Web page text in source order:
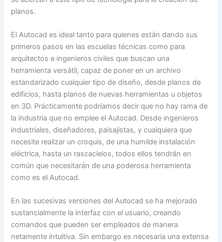
planos.
El Autocad es ideal tanto para quienes están dando sus
primeros pasos en las escuelas técnicas como para
arquitectos e ingenieros civiles que buscan una
herramienta versátil, capaz de poner en un archivo
estandarizado cualquier tipo de diseño, desde planos de
edificios, hasta planos de nuevas herramientas u objetos
en 3D. Prácticamente podríamos decir que no hay rama de
la industria que no emplee el Autocad. Desde ingenieros
industriales, diseñadores, paisajistas, y cualquiera que
necesite realizar un croquis, de una humilde instalación
eléctrica, hasta un rascacielos, todos ellos tendrán en
común que necesitarán de una poderosa herramienta
como es el Autocad.
En las sucesivas versiones del Autocad se ha mejorado
sustancialmente la interfaz con el usuario, creando
comandos que pueden ser empleados de manera
netamente intuitiva. Sin embargo es necesaria una extensa